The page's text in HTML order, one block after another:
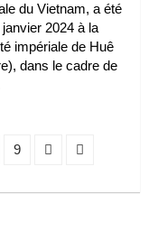
du Vietnam, a été
2024 à la
impériale de Huê
dans le cadre de
9